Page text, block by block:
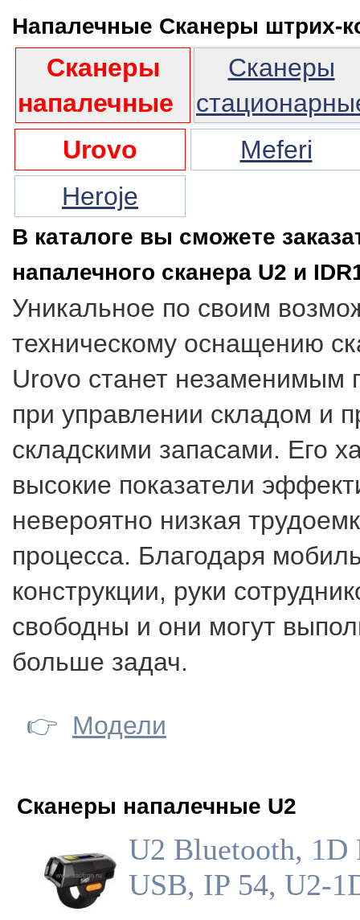
Напалечные Сканеры штрих-
Сканеры
напалечные
Сканеры
Urovo
Meferi
Heroje
В каталоге вы сможете
напалечного сканера U2 и
Уникальное по своим
техническому оснащению
Urovo станет незаменимым
при управлении складом и
складскими запасами. Его
высокие показатели
невероятно низкая
процесса. Благодаря
конструкции, руки
свободны и они могут
больше задач.
👉 Модели
Сканеры напалечные U2
U2 Bluetooth, 1D
USB, IP 54, U2-